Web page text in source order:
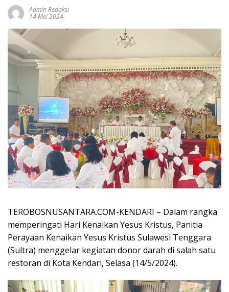
Admin Redaksi
14 Mei 2024
TEROBOSNUSANTARA.COM-KENDARI – Dalam rangka
memperingati Hari Kenaikan Yesus Kristus, Panitia
Perayaan Kenaikan Yesus Kristus Sulawesi Tenggara
(Sultra) menggelar kegiatan donor darah di salah satu
restoran di Kota Kendari, Selasa (14/5/2024).